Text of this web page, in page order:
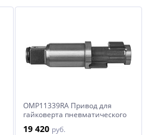
OMP11339RA Привод для
гайковерта пневматического
19 420 руб.